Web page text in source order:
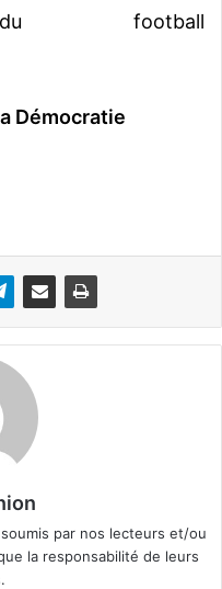
du football
Démocratie
par nos lecteurs et/ou
la responsabilité de leurs